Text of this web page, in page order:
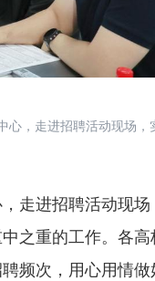
，走进招聘活动现场
进招聘活动现场
之重的工作。各
频次，用心用情